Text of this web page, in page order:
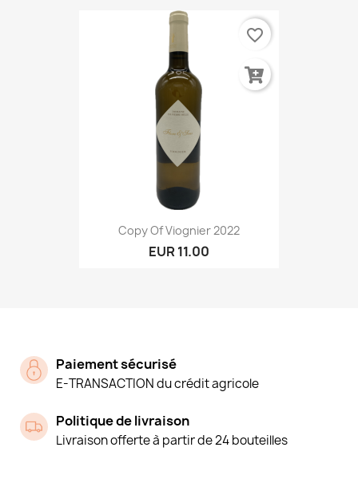
Copy Of Viognier 2022
EUR 11.00
favorite_border
Paiement sécurisé
E-TRANSACTION du crédit agricole
Politique de livraison
Livraison offerte à partir de 24 bouteilles